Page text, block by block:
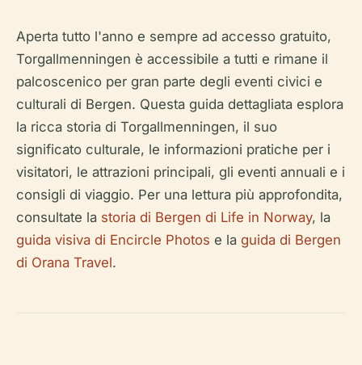
Aperta tutto l'anno e sempre ad accesso gratuito,
Torgallmenningen è accessibile a tutti e rimane il
palcoscenico per gran parte degli eventi civici e
culturali di Bergen. Questa guida dettagliata esplora
la ricca storia di Torgallmenningen, il suo
significato culturale, le informazioni pratiche per i
visitatori, le attrazioni principali, gli eventi annuali e i
consigli di viaggio. Per una lettura più approfondita,
consultate la storia di Bergen di Life in Norway, la
guida visiva di Encircle Photos e la guida di Bergen
di Orana Travel.